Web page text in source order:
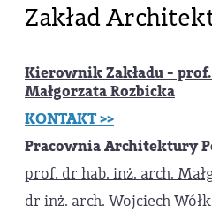
Zakład
Kierownik Zakładu -
Małgorzata Rozbicka
KONTAKT >>
Pracownia Architektury
prof. dr hab. inż. arch.
dr inż. arch. Wojciech